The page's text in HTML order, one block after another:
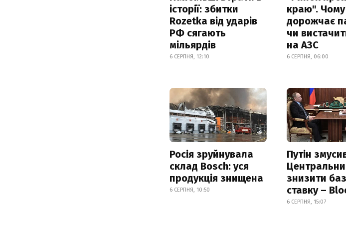
історії: збитки
Rozetka від ударів
РФ сягають
мільярдів
6 СЕРПНЯ, 12:10
краю". Чому
дорожчає
чи
на АЗС
6 СЕРПНЯ, 06:00
Росія зруйнувала
склад Bosch: уся
продукція знищена
6 СЕРПНЯ, 10:50
Путін
знизити
ставку –
6 СЕРПНЯ, 15:07